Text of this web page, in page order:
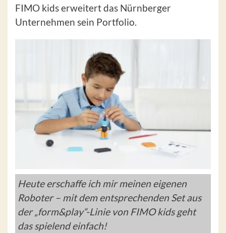
FIMO kids erweitert das Nürnberger
Unternehmen sein Portfolio.
Heute erschaffe ich mir meinen eigenen
Roboter – mit dem entsprechenden Set aus
der „form&play“-Linie von FIMO kids geht
das spielend einfach!